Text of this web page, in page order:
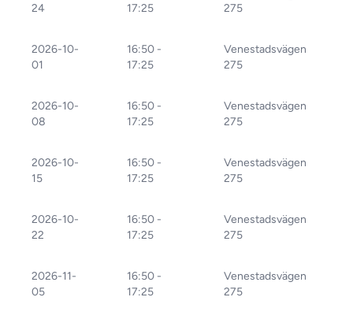
24
17:25
275
2026-10-
01
16:50 -
17:25
Venestadsvägen
275
2026-10-
08
16:50 -
17:25
Venestadsvägen
275
2026-10-
15
16:50 -
17:25
Venestadsvägen
275
2026-10-
22
16:50 -
17:25
Venestadsvägen
275
2026-11-
05
16:50 -
17:25
Venestadsvägen
275